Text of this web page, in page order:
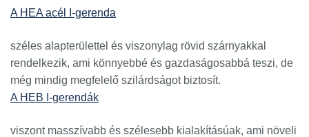
A HEA acél I-gerenda
széles alapterülettel és viszonylag rövid szárnyakkal
rendelkezik, ami könnyebbé és gazdaságosabbá teszi, de
még mindig megfelelő szilárdságot biztosít.
A HEB I-gerendák
viszont masszívabb és szélesebb kialakításúak, ami növeli